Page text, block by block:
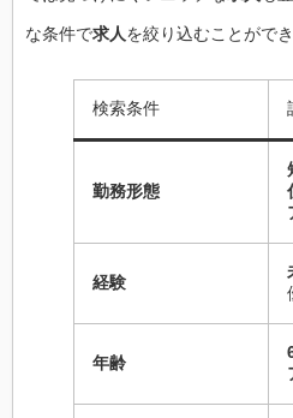
な条件で求人を絞り込むことができ
検索条件
勤務形態
経験
年齢